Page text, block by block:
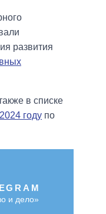
развития
в списке
году по
и дело»